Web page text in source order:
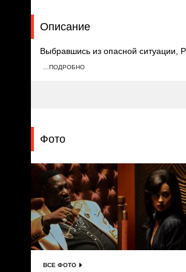
Описание
Выбравшись из опасной ситуации,
отпуска, она отправляется к Али.
…ПОДРОБНО
Фото
ВСЕ ФОТО